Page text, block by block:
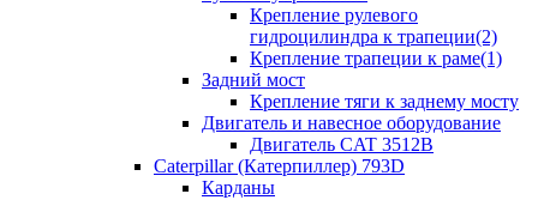
Крепление рулевого
гидроцилиндра к трапеции(2)
Крепление трапеции к раме(1)
Задний мост
Крепление тяги к заднему мосту
Двигатель и навесное оборудование
Двигатель CAT 3512B
Caterpillar (Катерпиллер) 793D
Карданы